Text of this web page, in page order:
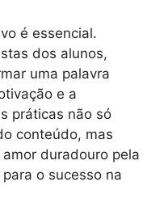
é essencial.
dos alunos,
uma palavra
e a
práticas não só
conteúdo, mas
duradouro pela
o sucesso na